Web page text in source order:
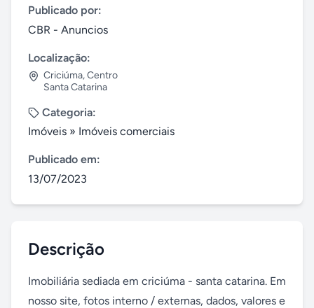
Publicado por:
CBR - Anuncios
Localização:
Criciúma,Centro
Santa Catarina
Categoria:
Imóveis » Imóveis comerciais
Publicado em:
13/07/2023
Descrição
Imobiliária sediada em criciúma - santa catarina. Em
nosso site, fotos interno / externas, dados, valores e